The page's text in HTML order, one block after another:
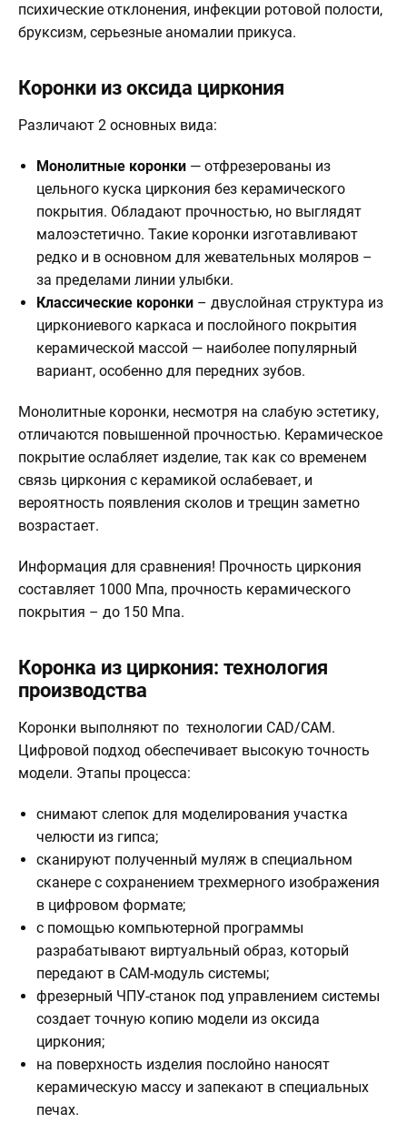
психические отклонения, инфекции ротовой полости,
бруксизм, серьезные аномалии прикуса.
Коронки из оксида циркония
Различают 2 основных вида:
Монолитные коронки — отфрезерованы из
цельного куска циркония без керамического
покрытия. Обладают прочностью, но выглядят
малоэстетично. Такие коронки изготавливают
редко и в основном для жевательных моляров –
за пределами линии улыбки.
Классические коронки – двуслойная структура из
циркониевого каркаса и послойного покрытия
керамической массой — наиболее популярный
вариант, особенно для передних зубов.
Монолитные коронки, несмотря на слабую эстетику,
отличаются повышенной прочностью. Керамическое
покрытие ослабляет изделие, так как со временем
связь циркония с керамикой ослабевает, и
вероятность появления сколов и трещин заметно
возрастает.
Информация для сравнения! Прочность циркония
составляет 1000 Мпа, прочность керамического
покрытия – до 150 Мпа.
Коронка из циркония: технология
производства
Коронки выполняют по технологии CAD/CAM.
Цифровой подход обеспечивает высокую точность
модели. Этапы процесса:
снимают слепок для моделирования участка
челюсти из гипса;
сканируют полученный муляж в специальном
сканере с сохранением трехмерного изображения
в цифровом формате;
с помощью компьютерной программы
разрабатывают виртуальный образ, который
передают в CAM-модуль системы;
фрезерный ЧПУ-станок под управлением системы
создает точную копию модели из оксида
циркония;
на поверхность изделия послойно наносят
керамическую массу и запекают в специальных
печах.